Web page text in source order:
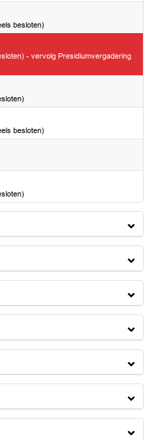
besloten)
- vervolg Presidiumvergadering
besloten)